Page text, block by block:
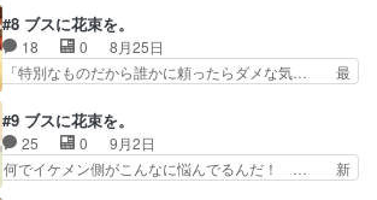
編、それに後提供バックまでた… 田端がライバル
とはおかしいけど鶯谷は本物… 神回特殊ed素敵
だった……原作大切にして…
まで違うとか面倒…2025/08/1… 鶯谷さんには五
反田だという妻と、新橋君だ… みんなでバーベキ
ュー鶯谷らしい食いつき鶯… 日テレは19日夜に
なったんか。番組内で告… 新橋くん、ちゃんと昼
も、新橋とかいうキョ… 新橋くん、田端ちゃん捕
まえてめっちゃ頑張… はやみん巻き込まれww連
絡先の水面下の攻…
#8 ブスに花束を。
18 0
8月25日
「特別なものだから誰かに頼ったらダメな気… 最
視聴…声優さんの頑張りがあるからこそ… 1-2話
を彷彿とさせる感覚圭介くんのキャ… 上野は嬉し
がるんじゃね圭介とは普通に話が… 音信不通は普
通に心配になるって…田端を心… 誕生日プレゼン
#9 ブスに花束を。
25 0
9月2日
何でイケメン側がこんなに悩んでるんだ！ … 新